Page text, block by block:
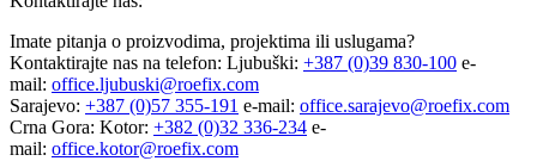
Imate pitanja o proizvodima, projektima ili uslugama?
Kontaktirajte nas na telefon: Ljubuški: +387 (0)39 830-100 e-
mail: office.ljubuski@roefix.com
Sarajevo: +387 (0)57 355-191 e-mail: office.sarajevo@roefix.com
Crna Gora: Kotor: +382 (0)32 336-234 e-
mail: office.kotor@roefix.com